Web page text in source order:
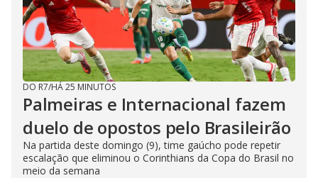
DO R7/HÁ 25 MINUTOS
Palmeiras e Internacional fazem
duelo de opostos pelo Brasileirão
Na partida deste domingo (9), time gaúcho pode repetir
escalação que eliminou o Corinthians da Copa do Brasil no
meio da semana